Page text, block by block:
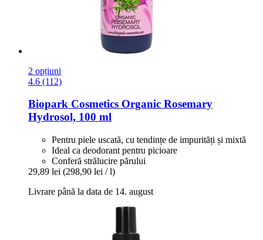
2 opțiuni
4.6 (112)
Biopark Cosmetics Organic Rosemary
Hydrosol, 100 ml
Pentru piele uscată, cu tendințe de impurități și mixtă
Ideal ca deodorant pentru picioare
Conferă strălucire părului
29,89 lei (298,90 lei / l)
Livrare până la data de 14. august